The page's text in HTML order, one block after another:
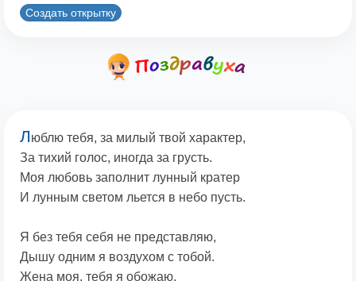
Создать открытку
Люблю тебя, за милый твой характер,
За тихий голос, иногда за грусть.
Моя любовь заполнит лунный кратер
И лунным светом льется в небо пусть.
Я без тебя себя не представляю,
Дышу одним я воздухом с тобой.
Жена моя, тебя я обожаю.